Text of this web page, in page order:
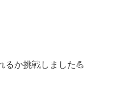
るか挑戦しました💪